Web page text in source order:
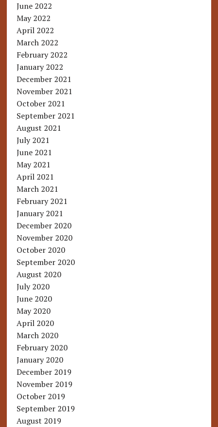
June 2022
May 2022
April 2022
March 2022
February 2022
January 2022
December 2021
November 2021
October 2021
September 2021
August 2021
July 2021
June 2021
May 2021
April 2021
March 2021
February 2021
January 2021
December 2020
November 2020
October 2020
September 2020
August 2020
July 2020
June 2020
May 2020
April 2020
March 2020
February 2020
January 2020
December 2019
November 2019
October 2019
September 2019
August 2019